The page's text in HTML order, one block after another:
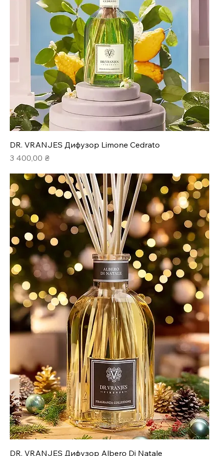
DR. VRANJES Дифузор Limone Cedrato
Ціна
3 400,00 ₴
DR. VRANJES Дифузор Albero Di Natale